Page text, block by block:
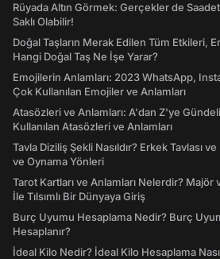
Rüyada Altın Görmek: Gerçekler de
Saklı Olabilir!
Doğal Taşların Merak Edilen Tüm Etkileri,
Hangi Doğal Taş Ne İşe Yarar?
Emojilerin Anlamları: 2023 WhatsApp,
Çok Kullanılan Emojiler ve Anlamları
Atasözleri ve Anlamları: A'dan Z'ye
Kullanılan Atasözleri ve Anlamları
Tavla Diziliş Şekli Nasıldır? Erkek Tavlası
ve Oynama Yönleri
Tarot Kartları ve Anlamları Nelerdir?
İle Tılsımlı Bir Dünyaya Giriş
Burç Uyumu Hesaplama Nedir? Burç
Hesaplanır?
İdeal Kilo Nedir? İdeal Kilo Hesaplama Nasıl